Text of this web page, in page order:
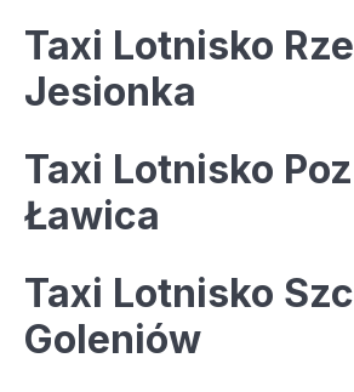
Taxi Lotnisko
Jesionka
Taxi Lotnisko
Ławica
Taxi Lotnisko
Goleniów